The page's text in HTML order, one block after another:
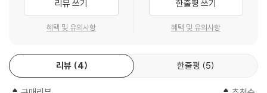
리뷰 쓰기
혜택 및 유의사항
한줄평 쓰기
혜택 및 유의사항
리뷰 4 한줄평 5